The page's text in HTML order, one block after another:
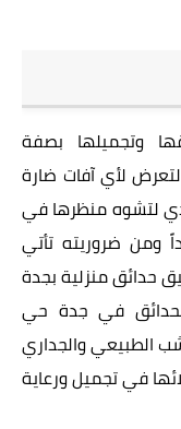
وتجميلها بصفة
لأي آفات ضارة
لتشوه منظرها في
ومن ضروريته تأتي
حدائق منزلية بجدة
في جدة حي
الطبيعي والجداري
0580309536 لعملائها في تجميل ورعاية